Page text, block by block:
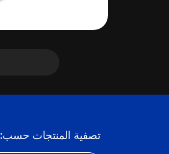
تصفية المنتجات حسب: